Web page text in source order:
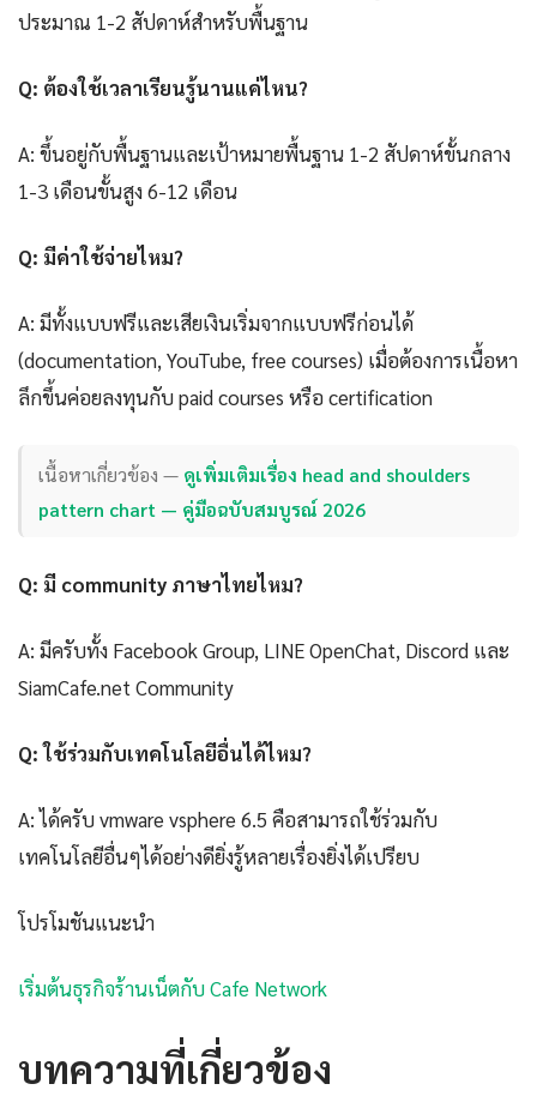
ประมาณ 1-2 สัปดาห์สำหรับพื้นฐาน
Q: ต้องใช้เวลาเรียนรู้นานแค่ไหน?
A: ขึ้นอยู่กับพื้นฐานและเป้าหมายพื้นฐาน 1-2 สัปดาห์ขั้นกลาง
1-3 เดือนขั้นสูง 6-12 เดือน
Q: มีค่าใช้จ่ายไหม?
A: มีทั้งแบบฟรีและเสียเงินเริ่มจากแบบฟรีก่อนได้
(documentation, YouTube, free courses) เมื่อต้องการเนื้อหา
ลึกขึ้นค่อยลงทุนกับ paid courses หรือ certification
เนื้อหาเกี่ยวข้อง — ดูเพิ่มเติมเรื่อง head and shoulders
pattern chart — คู่มือฉบับสมบูรณ์ 2026
Q: มี community ภาษาไทยไหม?
A: มีครับทั้ง Facebook Group, LINE OpenChat, Discord และ
SiamCafe.net Community
Q: ใช้ร่วมกับเทคโนโลยีอื่นได้ไหม?
A: ได้ครับ vmware vsphere 6.5 คือสามารถใช้ร่วมกับ
เทคโนโลยีอื่นๆได้อย่างดียิ่งรู้หลายเรื่องยิ่งได้เปรียบ
โปรโมชันแนะนำ
เริ่มต้นธุรกิจร้านเน็ตกับ Cafe Network
บทความที่เกี่ยวข้อง